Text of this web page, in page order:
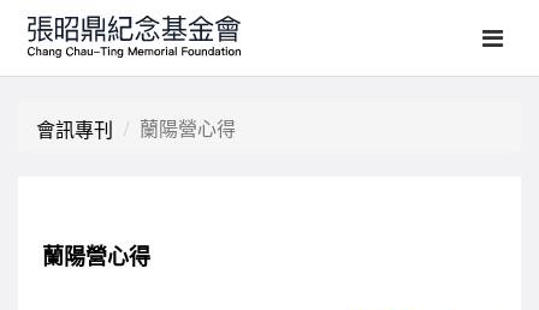
會訊專刊 蘭陽營心得
蘭陽營心得